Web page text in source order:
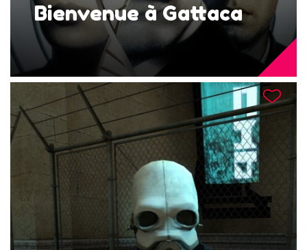
Bienvenue à Gattaca